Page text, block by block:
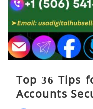
Top 36 Tips
Accounts